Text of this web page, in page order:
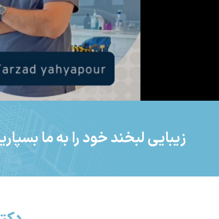
زیبایی لبخند خود را به ما